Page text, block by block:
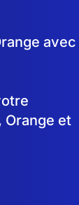
avec
Orange et